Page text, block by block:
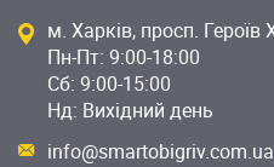
м. Харків, просп.
Пн-Пт: 9:00-18:00
Сб: 9:00-15:00
Нд: Вихідний день
info@smartobigriv.com.ua